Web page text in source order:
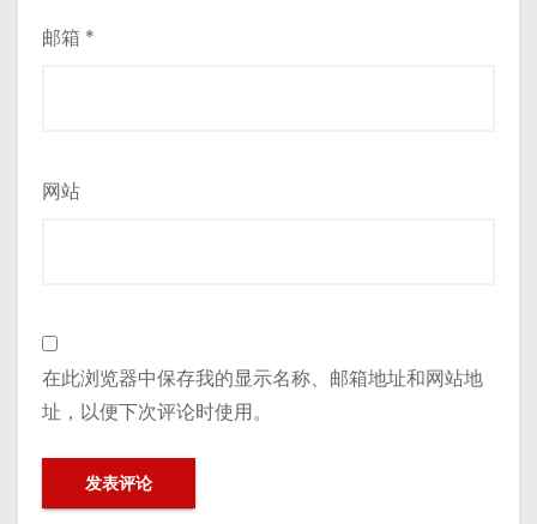
邮箱 *
网站
在此浏览器中保存我的显示名称、邮箱地址和网站地
址，以便下次评论时使用。